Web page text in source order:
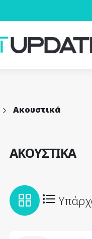
Ακουστικά
ΑΚΟΥΣΤΙΚΆ